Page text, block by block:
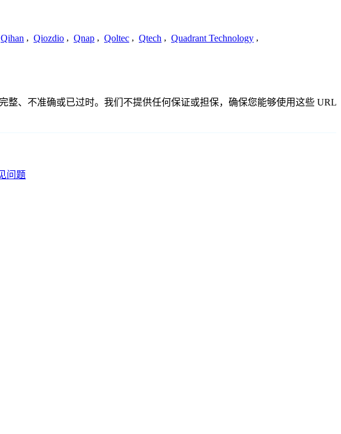
Qihan , Qiozdio , Qnap , Qoltec , Qtech , Quadrant Technology ,
整、不准确或已过时。我们不提供任何保证或担保，确保您能够使用这些 URL
问题